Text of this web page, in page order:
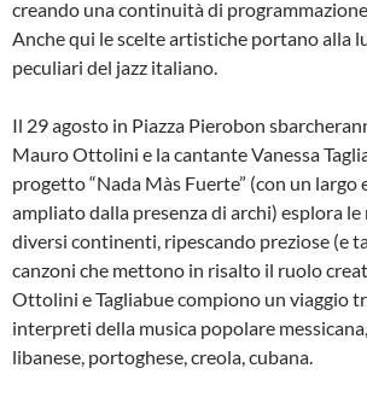
creando una continuità di
Anche qui le scelte artistiche portano alla
peculiari del jazz italiano.
Il 29 agosto in Piazza Pierobon
Mauro Ottolini e la cantante Vanessa
progetto “Nada Màs Fuerte” (con un largo
ampliato dalla presenza di archi) esplora
diversi continenti, ripescando preziose (e
canzoni che mettono in risalto il ruolo
Ottolini e Tagliabue compiono un viaggio
interpreti della musica popolare
libanese, portoghese, creola, cubana.